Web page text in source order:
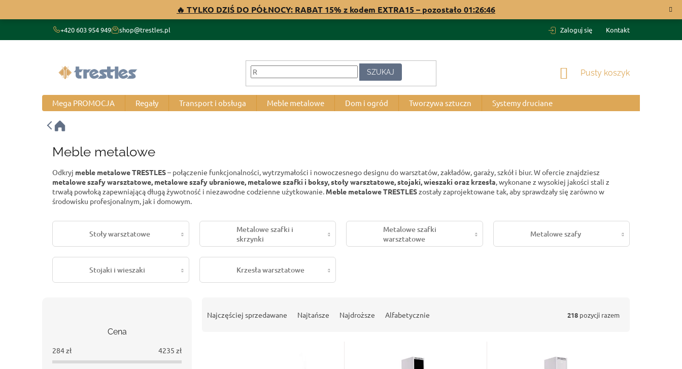
🔥 TYLKO DZIŚ DO PÓŁNOCY: RABAT 15% z kodem EXTRA15 – pozostało 01:26:45
+420 603 954 949 shop@trestles.pl Zaloguj się Kontakt
SZUKAJ KOSZYK
Pusty koszyk
Mega PROMOCJA Regały Transport i obsługa Meble metalowe Dom i ogród Tworzywa sztuczn Systemy druciane
Meble metalowe
Odkryj meble metalowe TRESTLES– połączenie funkcjonalności, wytrzymałości i nowoczesnego designu do warsztatów, zakładów, garaży, szkół i biur. W ofercie znajdziesz
metalowe szafy warsztatowe, metalowe szafy ubraniowe, metalowe szafki i boksy, stoły warsztatowe, stojaki, wieszaki oraz krzesła, wykonane z wysokiej jakości stali z
trwałą powłoką zapewniającą długą żywotność i niezawodne codzienne użytkowanie. Meble metalowe TRESTLESzostały zaprojektowane tak, aby sprawdzały się zarówno w
środowisku profesjonalnym, jak i domowym.
Stoły warsztatowe
Metalowe szafki i
skrzynki
Metalowe szafki
warsztatowe
Metalowe szafy
Stojaki i wieszaki Krzesła warsztatowe
Cena
284zł 4235 zł
Najczęściej sprzedawane Najtańsze Najdroższe Alfabetycznie 218 pozycji razem